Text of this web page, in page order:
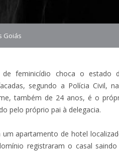
Goiás
feminicídio choca o estado
segundo a Polícia Civil,
também de 24 anos, é o
pelo próprio pai à delegacia.
apartamento de hotel
registraram o casal